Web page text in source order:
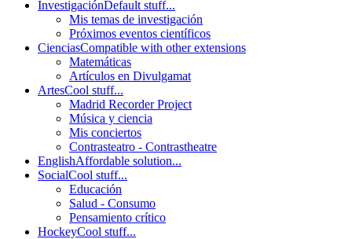
InvestigaciónDefault stuff...
Mis temas de investigación
Próximos eventos científicos
CienciasCompatible with other extensions
Matemáticas
Artículos en Divulgamat
ArtesCool stuff...
Madrid Recorder Project
Música y ciencia
Mis conciertos
Contrasteatro - Contrastheatre
EnglishAffordable solution...
SocialCool stuff...
Educación
Salud - Consumo
Pensamiento crítico
HockeyCool stuff...